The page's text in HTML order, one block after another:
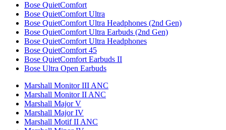
Bose QuietComfort
Bose QuietComfort Ultra
Bose QuietComfort Ultra Headphones (2nd Gen)
Bose QuietComfort Ultra Earbuds (2nd Gen)
Bose QuietComfort Ultra Headphones
Bose QuietComfort 45
Bose QuietComfort Earbuds II
Bose Ultra Open Earbuds
Marshall Monitor III ANC
Marshall Monitor II ANC
Marshall Major V
Marshall Major IV
Marshall Motif II ANC